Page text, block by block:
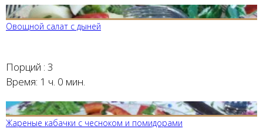
Овощной салат с дыней
Порций : 3
Время: 1 ч. 0 мин.
Жареные кабачки с чесноком и помидорами